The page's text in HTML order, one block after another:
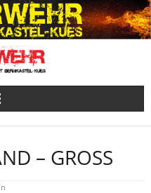
– GROSS